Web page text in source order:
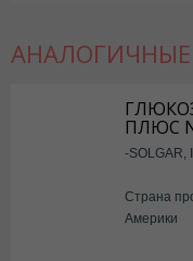
ПЛЮС
-SOLGAR,
Страна
Америки